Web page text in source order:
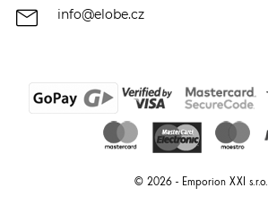
mail info@elobe.cz
© 2026 - Emporion XXI s.r.o.